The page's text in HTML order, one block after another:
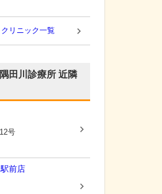
リニック一覧
田川診療所 近隣
号
前店